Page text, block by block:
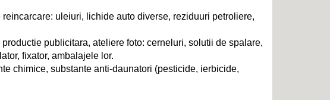
uleiuri, lichide auto diverse, reziduuri petroliere,
publicitara, ateliere foto: cerneluri, solutii de spalare,
fixator, ambalajele lor.
chimice, substante anti-daunatori (pesticide, ierbicide,